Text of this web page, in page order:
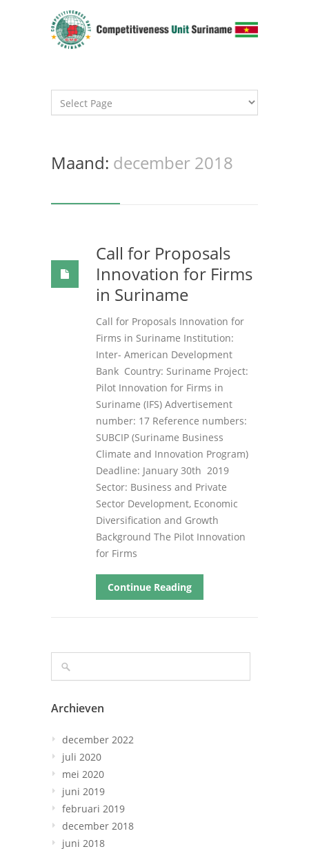
Maand: december 2018
Call for Proposals
Innovation for Firms
in Suriname
Call for Proposals Innovation for
Firms in Suriname Institution:
Inter- American Development
Bank Country: Suriname Project:
Pilot Innovation for Firms in
Suriname (IFS) Advertisement
number: 17 Reference numbers:
SUBCIP (Suriname Business
Climate and Innovation Program)
Deadline: January 30th 2019
Sector: Business and Private
Sector Development, Economic
Diversification and Growth
Background The Pilot Innovation
for Firms
Continue Reading
Archieven
december 2022
juli 2020
mei 2020
juni 2019
februari 2019
december 2018
juni 2018